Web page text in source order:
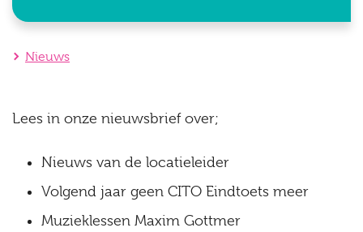
Nieuws
Lees in onze nieuwsbrief over;
Nieuws van de locatieleider
Volgend jaar geen CITO Eindtoets meer
Muzieklessen Maxim Gottmer